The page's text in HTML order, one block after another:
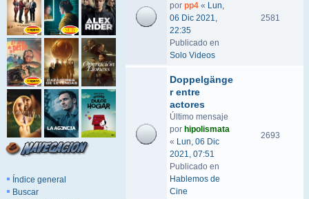
Índice general
Buscar
por pp4 « Lun,
06 Dic 2021,
22:35
Publicado en
Solo Videos
2581
Doppelgänge
r entre
actores
Último mensaje
por hipolismata
« Lun, 06 Dic
2021, 07:51
Publicado en
Hablemos de
Cine
2693